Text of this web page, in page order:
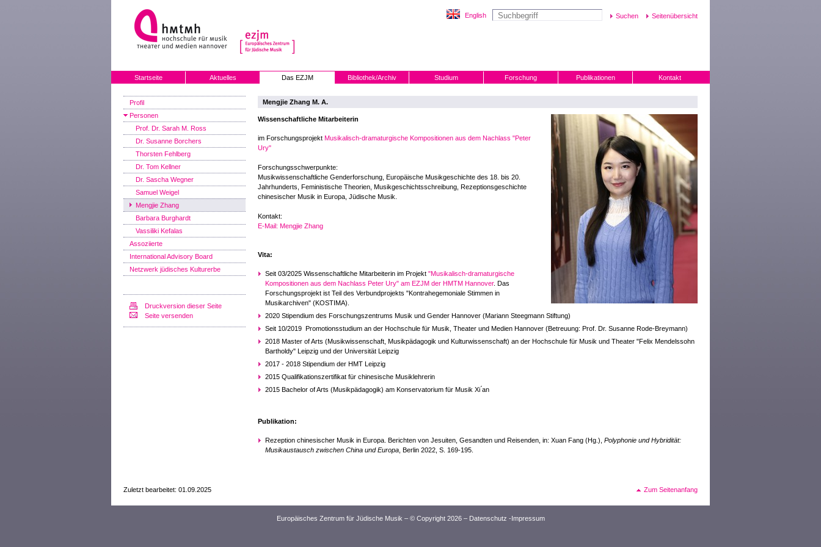
English Seitenübersicht
Startseite Aktuelles Das EZJM Bibliothek/Archiv Studium Forschung Publikationen Kontakt
Profil
Personen
Prof. Dr. Sarah M. Ross
Dr. Susanne Borchers
Thorsten Fehlberg
Dr. Tom Kellner
Dr. Sascha Wegner
Samuel Weigel
Mengjie Zhang
Barbara Burghardt
Vassiliki Kefalas
Assoziierte
International Advisory Board
Netzwerk jüdisches Kulturerbe
Druckversion dieser Seite
Seite versenden
Mengjie Zhang M. A.
Wissenschaftliche Mitarbeiterin
im Forschungsprojekt Musikalisch-dramaturgische Kompositionen aus dem Nachlass "Peter
Ury"
Forschungsschwerpunkte:
Musikwissenschaftliche Genderforschung, Europäische Musikgeschichte des 18. bis 20.
Jahrhunderts, Feministische Theorien, Musikgeschichtsschreibung, Rezeptionsgeschichte
chinesischer Musik in Europa, Jüdische Musik.
Kontakt:
E-Mail: Mengjie Zhang
Vita:
Seit 03/2025 Wissenschaftliche Mitarbeiterin im Projekt "Musikalisch-dramaturgische
Kompositionen aus dem Nachlass Peter Ury" am EZJM der HMTM Hannover. Das
Forschungsprojekt ist Teil des Verbundprojekts "Kontrahegemoniale Stimmen in
Musikarchiven" (KOSTIMA).
2020 Stipendium des Forschungszentrums Musik und Gender Hannover (Mariann Steegmann Stiftung)
Seit 10/2019 Promotionsstudium an der Hochschule für Musik, Theater und Medien Hannover (Betreuung: Prof. Dr. Susanne Rode-Breymann)
2018 Master of Arts (Musikwissenschaft, Musikpädagogik und Kulturwissenschaft) an der Hochschule für Musik und Theater "Felix Mendelssohn
Bartholdy" Leipzig und der Universität Leipzig
2017 - 2018 Stipendium der HMT Leipzig
2015 Qualifikationszertifikat für chinesische Musiklehrerin
2015 Bachelor of Arts (Musikpädagogik) am Konservatorium für Musik Xi ́an
Publikation:
Rezeption chinesischer Musik in Europa. Berichten von Jesuiten, Gesandten und Reisenden, in: Xuan Fang (Hg.), Polyphonie und Hybridität:
Musikaustausch zwischen China und Europa , Berlin 2022, S. 169-195.
Zuletzt bearbeitet: 01.09.2025 Zum Seitenanfang
Europäisches Zentrum für Jüdische Musik – © Copyright 2026 – Datenschutz -Impressum